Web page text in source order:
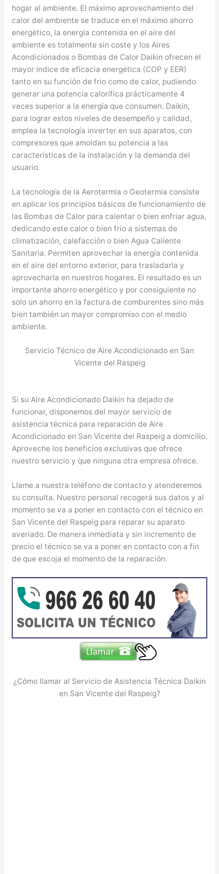
hogar al ambiente. El máximo aprovechamiento del
calor del ambiente se traduce en el máximo ahorro
energético, la energía contenida en el aire del
ambiente es totalmente sin coste y los Aires
Acondicionados o Bombas de Calor Daikin ofrecen el
mayor índice de eficacia energética (COP y EER)
tanto en su función de frio como de calor, pudiendo
generar una potencia calorífica prácticamente 4
veces superior a la energía que consumen. Daikin,
para lograr estos niveles de desempeño y calidad,
emplea la tecnología inverter en sus aparatos, con
compresores que amoldan su potencia a las
características de la instalación y la demanda del
usuario.
La tecnología de la Aerotermia o Geotermia consiste
en aplicar los principios básicos de funcionamiento de
las Bombas de Calor para calentar o bien enfriar agua,
dedicando este calor o bien frio a sistemas de
climatización, calefacción o bien Agua Caliente
Sanitaria. Permiten aprovechar la energía contenida
en el aire del entorno exterior, para trasladarla y
aprovecharla en nuestros hogares. El resultado es un
importante ahorro energético y por consiguiente no
solo un ahorro en la factura de comburentes sino más
bien también un mayor compromiso con el medio
ambiente.
Servicio Técnico de Aire Acondicionado en San
Vicente del Raspeig
Si su Aire Acondicionado Daikin ha dejado de
funcionar, disponemos del mayor servicio de
asistencia técnica para reparación de Aire
Acondicionado en San Vicente del Raspeig a domicilio.
Aproveche los beneficios exclusivas que ofrece
nuestro servicio y que ninguna otra empresa ofrece.
Llame a nuestra teléfono de contacto y atenderemos
su consulta. Nuestro personal recogerá sus datos y al
momento se va a poner en contacto con el técnico en
San Vicente del Raspeig para reparar su aparato
averiado. De manera inmediata y sin incremento de
precio el técnico se va a poner en contacto con a fin
de que escoja el momento de la reparación.
¿Cómo llamar al Servicio de Asistencia Técnica Daikin
en San Vicente del Raspeig?